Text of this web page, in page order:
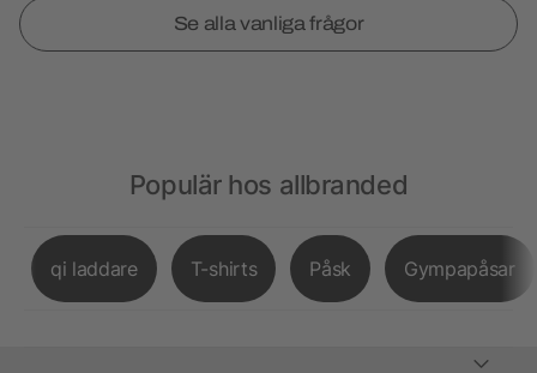
Se alla vanliga frågor
Populär hos allbranded
qi laddare T-shirts Påsk Gympapåsar